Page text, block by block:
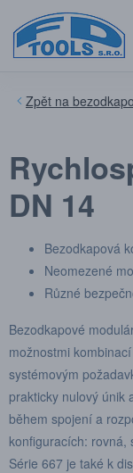
DN 14
Bezodkapová
Neomezené
Různé
Bezodkapové
možnostmi
systémovým
prakticky nulový únik
během spojení a
konfiguracích: rovná,
Série 667 je také k